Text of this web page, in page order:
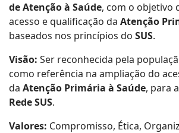
de Atenção à Saúde, com o objetivo
acesso e qualificação da Atenção
baseados nos princípios do SUS.
Visão: Ser reconhecida pela
como referência na ampliação do
da Atenção Primária à Saúde, para
Rede SUS.
Valores: Compromisso, Ética,